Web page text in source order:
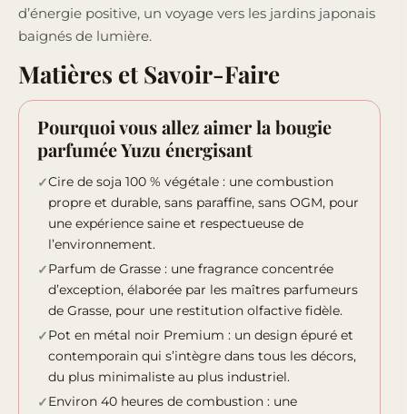
d’énergie positive, un voyage vers les jardins japonais
baignés de lumière.
Matières et Savoir-Faire
Pourquoi vous allez aimer la bougie
parfumée Yuzu énergisant
Cire de soja 100 % végétale : une combustion
propre et durable, sans paraffine, sans OGM, pour
une expérience saine et respectueuse de
l’environnement.
Parfum de Grasse : une fragrance concentrée
d’exception, élaborée par les maîtres parfumeurs
de Grasse, pour une restitution olfactive fidèle.
Pot en métal noir Premium : un design épuré et
contemporain qui s’intègre dans tous les décors,
du plus minimaliste au plus industriel.
Environ 40 heures de combustion : une